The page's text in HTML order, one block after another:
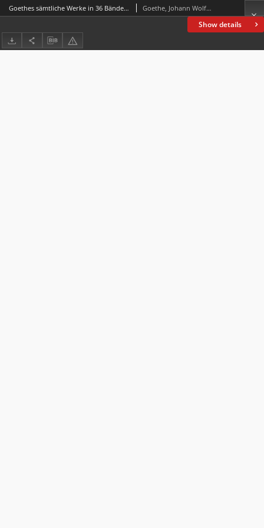
Show details
Goethes sämtliche Werke in 36 Bänden. Bd. 10 Goethe, Johann Wolfgang von (1749-1832)